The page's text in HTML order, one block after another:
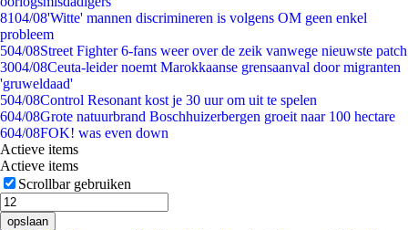
8104/08'Witte' mannen discrimineren is volgens OM geen enkel
probleem
504/08Street Fighter 6-fans weer over de zeik vanwege nieuwste patch
3004/08Ceuta-leider noemt Marokkaanse grensaanval door migranten
'gruweldaad'
504/08Control Resonant kost je 30 uur om uit te spelen
604/08Grote natuurbrand Boschhuizerbergen groeit naar 100 hectare
604/08FOK! was even down
Actieve items
Actieve items
Scrollbar gebruiken
opslaan